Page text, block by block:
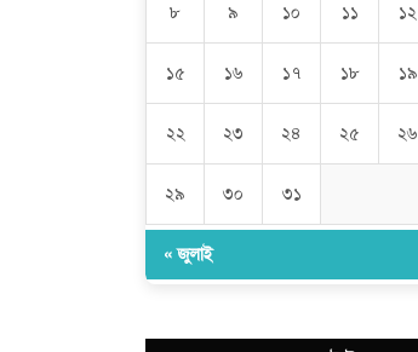
৮ ৯ ১০ ১১ ১২
১৫ ১৬ ১৭ ১৮ ১৯
২২ ২৩ ২৪ ২৫ ২৬
২৯ ৩০ ৩১
« জুলাই